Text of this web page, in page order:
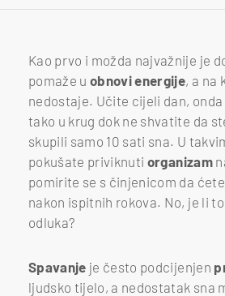
Kao prvo i možda najvažnije je
pomaže uobnovienergije, a na
nedostaje. Učite cijeli dan, onda
tako u krug dok ne shvatite da
skupili samo 10 sati sna. U
pokušate priviknuti organizam
pomirite se s činjenicom da
nakon ispitnih rokova. No, je li
odluka?
Spavanje je često podcijenjen
ljudsko tijelo, a nedostatak sna